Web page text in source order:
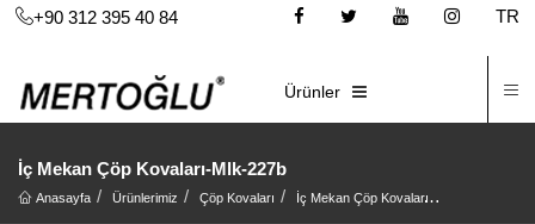
+90 312 395 40 84
TR
Ürünler
İç Mekan Çöp Kovaları-Mlk-227b
Anasayfa Ürünlerimiz Çöp Kovaları İç Mekan Çöp Kovaları